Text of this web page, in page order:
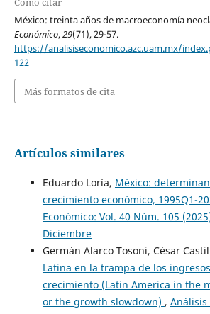
México: treinta años de macroeconomía
Económico,29(71), 29-57.
https://analisiseconomico.azc.uam.mx/
122
Más formatos de cita
Artículos similares
Eduardo Loría, México:
crecimiento económico, 1995Q1-
Económico: Vol. 40 Núm. 105
Diciembre
Germán Alarco Tosoni, César
Latina en la trampa de los
crecimiento (Latin America in the
or the growth slowdown) , Análisis